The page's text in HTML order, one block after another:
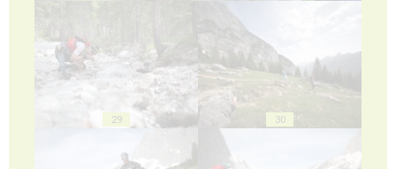
29 30